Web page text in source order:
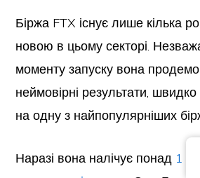
Біржа FTX існує лише кілька
новою в цьому секторі.
моменту запуску вона
неймовірні результати,
на одну з найпопулярніших
Наразі вона налічує понад 1
Минулі результати не є показником
в криптовалюту пов'язані з
Криптовалюта не регулюється
фінансових послуг Великої Британії, а також
Служби фінансового омбудсмена Великої
криптовалюту пов'язане з ризиком, і
або втратити частину або всю свою
продажу криптовалюти може
капіталу.
ПОЛІТИКА